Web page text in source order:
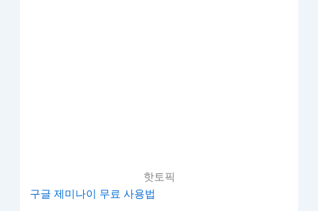
핫토픽
구글 제미나이 무료 사용법